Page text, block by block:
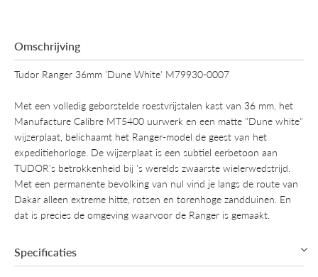
Omschrijving
Tudor Ranger 36mm 'Dune White' M79930-0007
Met een volledig geborstelde roestvrijstalen kast van 36 mm, het
Manufacture Calibre MT5400 uurwerk en een matte "Dune white"
wijzerplaat, belichaamt het Ranger-model de geest van het
expeditiehorloge. De wijzerplaat is een subtiel eerbetoon aan
TUDOR's betrokkenheid bij 's werelds zwaarste wielerwedstrijd.
Met een permanente bevolking van nul vind je langs de route van
Dakar alleen extreme hitte, rotsen en torenhoge zandduinen. En
dat is precies de omgeving waarvoor de Ranger is gemaakt.
Specificaties